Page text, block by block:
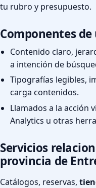
tu rubro y presupuesto.
Componentes
Contenido claro,
a intención de
Tipografías legibles,
carga contenidos.
Llamados a la acción
Analytics u otras
Servicios
provincia de
Catálogos, reservas,